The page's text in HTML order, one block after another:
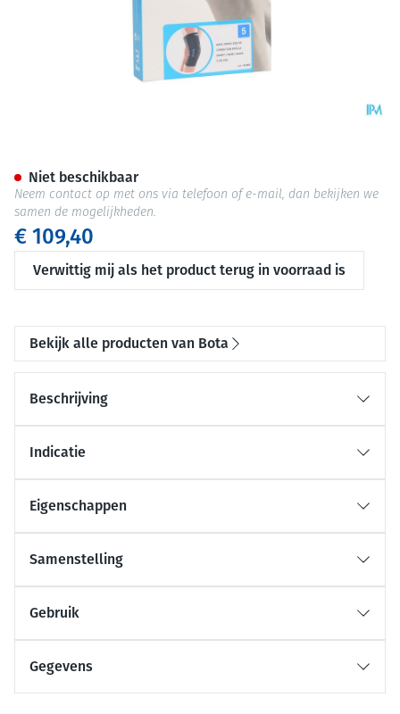
€ 109,40
Verwittig mij als het product terug in voorraad is
Niet beschikbaar
Neem contact op met ons via telefoon of e-mail, dan bekijken we
samen de mogelijkheden.
Bekijk alle producten van Bota
Beschrijving
Indicatie
Eigenschappen
Samenstelling
Gebruik
Gegevens